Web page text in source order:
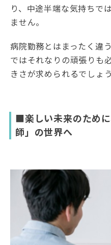
り、中途半端な気持ちで
ません。
病院勤務とはまったく違
ではそれなりの頑張りも
きさが求められるでしょう
■楽しい未来のため
師」の世界へ